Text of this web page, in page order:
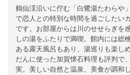
鶴仙渓沿いに佇む「白鷺湯たわらや
で恋人との特別な時間を過ごしたい
です。お部屋からは川のせせらぎを
しの湯をふたりで満喫。館内には総
ある露天風呂もあり、湯巡りも楽し
だんに使った加賀懐石料理も評判で
実。美しい自然と温泉、美食が調和